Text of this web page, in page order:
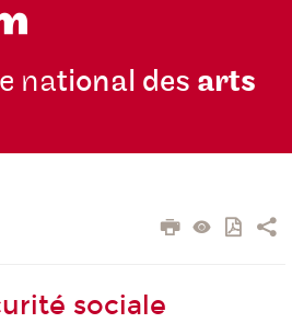
national des arts
sociale